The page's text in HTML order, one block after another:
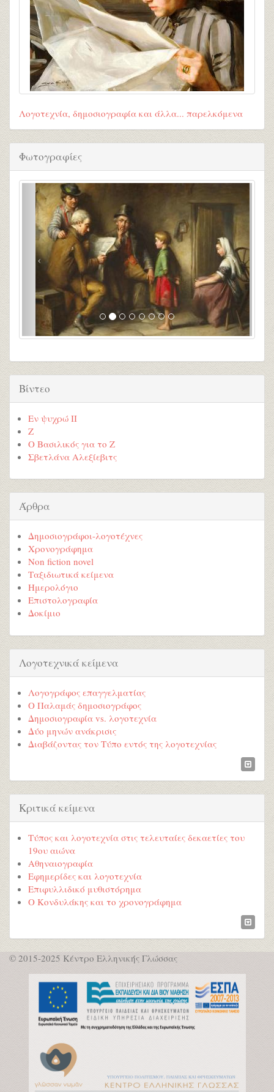
Λογοτεχνία, δημοσιογραφία και άλλα... παρελκόμενα
Φωτογραφίες
Βίντεο
Εν ψυχρώ ΙΙ
Ζ
Ο Βασιλικός για το Ζ
Σβετλάνα Αλεξίεβιτς
Άρθρα
Δημοσιογράφοι-λογοτέχνες
Χρονογράφημα
Non fiction novel
Ταξιδιωτικά κείμενα
Ημερολόγιο
Επιστολογραφία
Δοκίμιο
Λογοτεχνικά κείμενα
Λογογράφος επαγγελματίας
Ο Παλαμάς δημοσιογράφος
Δημοσιογραφία vs. λογοτεχνία
Δύο μηνών ανάκρισις
Διαβάζοντας τον Τύπο εντός της λογοτεχνίας
Κριτικά κείμενα
Τύπος και λογοτεχνία στις τελευταίες δεκαετίες του
19ου αιώνα
Αθηναιογραφία
Εφημερίδες και λογοτεχνία
Επιφυλλιδικό μυθιστόρημα
Ο Κονδυλάκης και το χρονογράφημα
© 2015-2025 Κέντρο Ελληνικής Γλώσσας